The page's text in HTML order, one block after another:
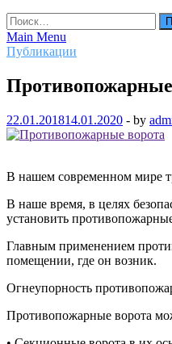
Найти:
Main Menu
Публикации
22.01.201814.01.2020 - by
В нашем современном мире
В наше время, в целях
установить
Главным применением
помещении, где он возник.
Огнеупорность
Противопожарные ворота